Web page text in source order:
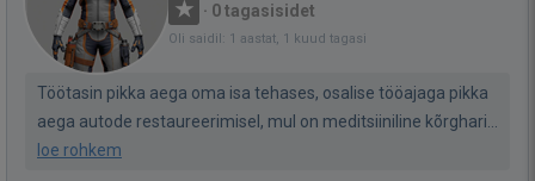
· 0 tagasisidet
Oli saidil: 1 aastat, 1 kuud tagasi
Töötasin pikka aega oma isa tehases, osalise tööajaga pikka
aega autode restaureerimisel, mul on meditsiiniline kõrghari...
loe rohkem